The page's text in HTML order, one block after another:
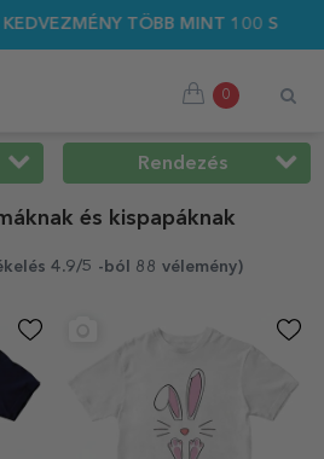
100 SZEMÉLYRE SZABOTT
0
Rendezés
és kispapáknak
4.9/5 -ból 88 vélemény)